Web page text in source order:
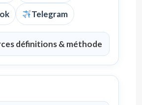
Telegram
définitions & méthode